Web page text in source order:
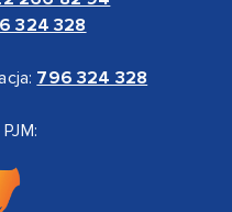
324 328
796 324 328